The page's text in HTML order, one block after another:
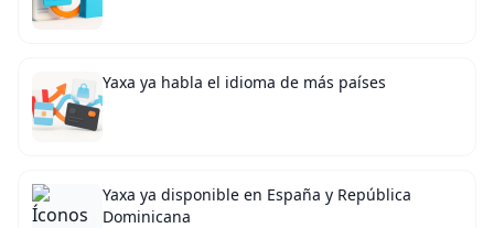
Yaxa ya habla el idioma de más países
Yaxa ya disponible en España y República
Dominicana